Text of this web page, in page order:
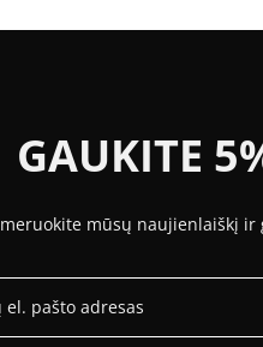
GAUKITE
mūsų naujienlaiškį